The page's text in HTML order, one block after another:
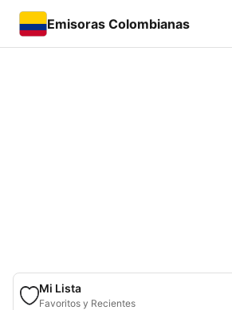
Emisoras Colombianas
Mi Lista
Favoritos y Recientes